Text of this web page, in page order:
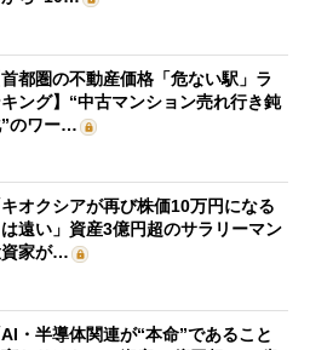
首都圏の不動産価格「危ない駅」ラ
ング】“中古マンション売れ行き鈍
のワー…
キオクシアが再び株価10万円になる
は遠い」資産3億円超のサラリーマン
家が…
AI・半導体関連が“本命”であること